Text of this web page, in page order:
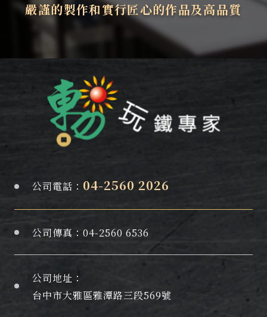
嚴謹的製作和實行匠心的作品及高品質
公司電話： 04-2560 2026
公司傳真： 04-2560 6536
公司地址：
台中市大雅區雅潭路三段569號